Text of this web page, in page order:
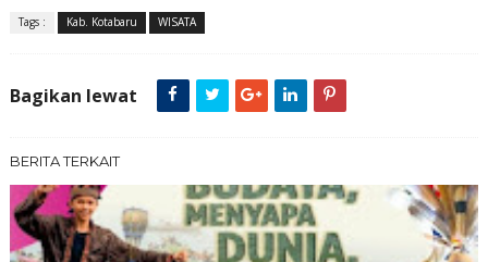
Tags : Kab. Kotabaru WISATA
Bagikan lewat
BERITA TERKAIT